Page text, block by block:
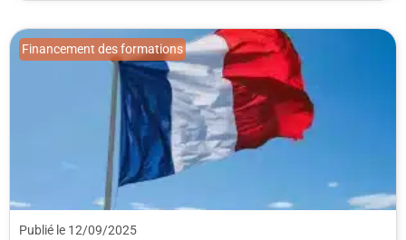
Publié le 12/09/2025
Financement des formations